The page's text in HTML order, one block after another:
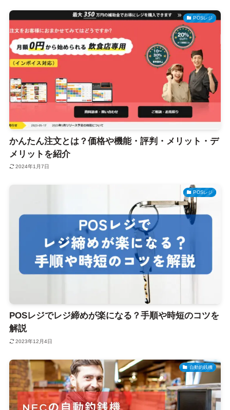
POSレジ
かんたん注文とは？価格や機能・評判・メリット・デ
メリットを紹介
2024年1月7日
POSレジ
POSレジでレジ締めが楽になる？手順や時短のコツを
解説
2023年12月4日
自動釣銭機